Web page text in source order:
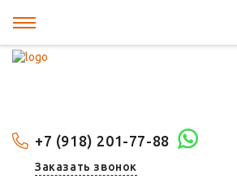
+7 (918) 201-77-88
Заказать звонок